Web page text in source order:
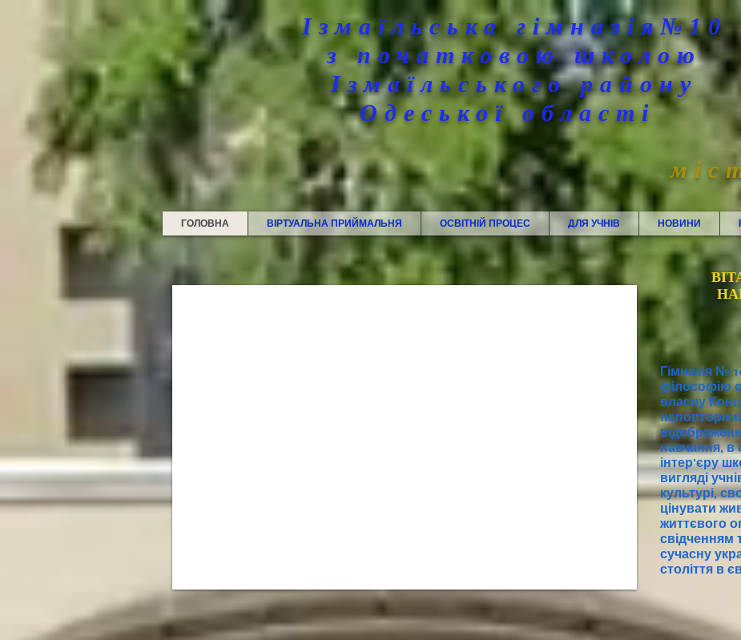
Ізмаїльська гімназія№10
з початковою школою
Ізмаїльського району
Одеської області
ГОЛОВНА ВІРТУАЛЬНА ПРИЙМАЛЬНЯ ОСВІТНІЙ ПРОЦЕС ДЛЯ УЧНІВ НОВИНИ
Гімназія №
філософію
власну
навчання, в
інтер’єру
вигляді
культурі,
цінувати
життєвого
сучасну
століття в